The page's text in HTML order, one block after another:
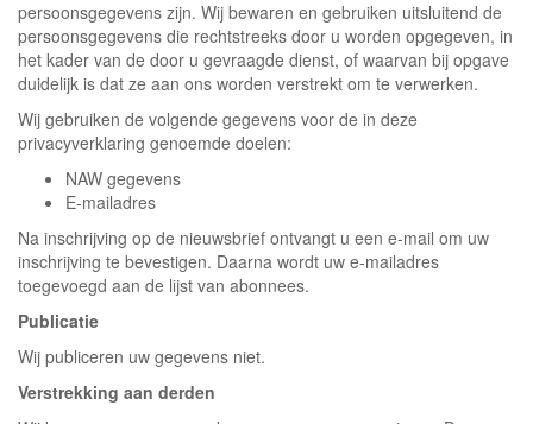
persoonsgegevens zijn. Wij bewaren en gebruiken uitsluitend de
persoonsgegevens die rechtstreeks door u worden opgegeven, in
het kader van de door u gevraagde dienst, of waarvan bij opgave
duidelijk is dat ze aan ons worden verstrekt om te verwerken.
Wij gebruiken de volgende gegevens voor de in deze
privacyverklaring genoemde doelen:
NAW gegevens
E-mailadres
Na inschrijving op de nieuwsbrief ontvangt u een e-mail om uw
inschrijving te bevestigen. Daarna wordt uw e-mailadres
toegevoegd aan de lijst van abonnees.
Publicatie
Wij publiceren uw gegevens niet.
Verstrekking aan derden